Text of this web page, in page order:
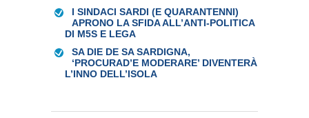
I SINDACI SARDI (E QUARANTENNI)
APRONO LA SFIDA ALL’ANTI-POLITICA
DI M5S E LEGA
SA DIE DE SA SARDIGNA,
‘PROCURAD’E MODERARE’ DIVENTERÀ
L’INNO DELL’ISOLA